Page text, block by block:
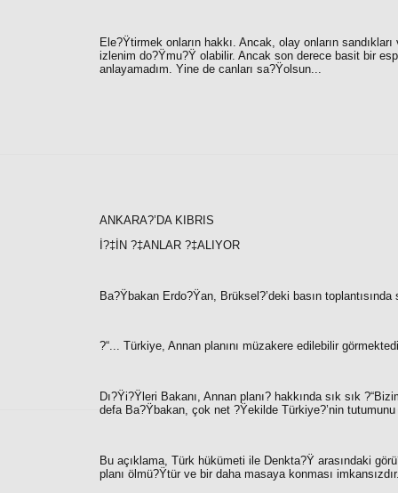
Ele?Ÿtirmek onların hakkı. Ancak, olay onların
izlenim do?Ÿmu?Ÿ olabilir. Ancak son derece basit bir
anlayamadım. Yine de canları sa?Ÿolsun...
ANKARA?’DA KIBRIS
İ?‡İN ?‡ANLAR ?‡ALIYOR
Ba?Ÿbakan Erdo?Ÿan, Brüksel?’deki basın
?“... Türkiye, Annan planını müzakere edilebilir
Dı?Ÿi?Ÿleri Bakanı, Annan planı? hakkında sık sık ?“
defa Ba?Ÿbakan, çok net ?Ÿekilde Türkiye?’nin
Bu açıklama, Türk hükümeti ile Denkta?Ÿ arasındaki
planı ölmü?Ÿtür ve bir daha masaya konması